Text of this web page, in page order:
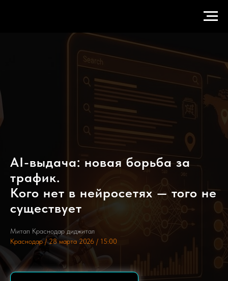
AI-выдача: новая борьба за
трафик.
Кого нет в нейросетях — того не
существует
Митап Краснодар диджитал
Краснодар / 28 марта 2026 / 15:00